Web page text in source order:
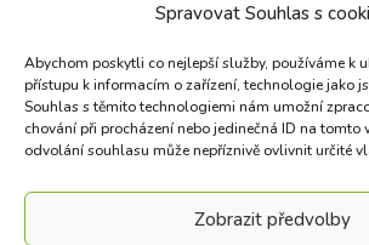
Spravovat Souhlas s
Abychom poskytli co nejlepší služby, používáme k
přístupu k informacím o zařízení, technologie jako
Souhlas s těmito technologiemi nám umožní
chování při procházení nebo jedinečná ID na tomto
odvolání souhlasu může nepříznivě ovlivnit určité
Zobrazit předvolby